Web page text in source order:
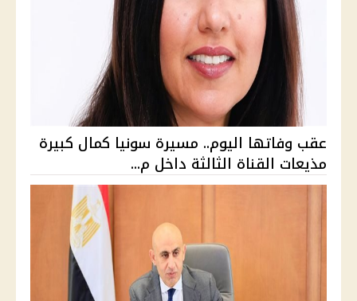
عقب وفاتها اليوم.. مسيرة سونيا كمال كبيرة
مذيعات القناة الثالثة داخل م...